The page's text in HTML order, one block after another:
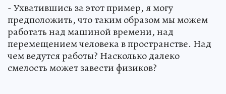
- Ухватившись за этот пример, я могу
предположить, что таким образом мы можем
работать над машиной времени, над
перемещением человека в пространстве. Над
чем ведутся работы? Насколько далеко
смелость может завести физиков?